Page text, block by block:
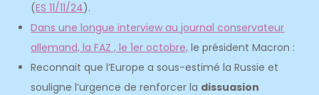
(ES 11/11/24).
Dans une longue interview au journal conservateur
allemand, la FAZ , le 1er octobre, le président Macron :
Reconnait que l’Europe a sous-estimé la Russie et
souligne l’urgence de renforcer la dissuasion